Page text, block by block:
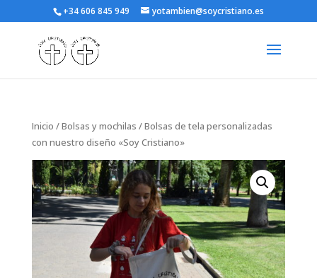
+34 606 845 949 yotambien@soycristiano.es
Inicio /Bolsas y mochilas / Bolsas de tela personalizadas
con nuestro diseño «Soy Cristiano»